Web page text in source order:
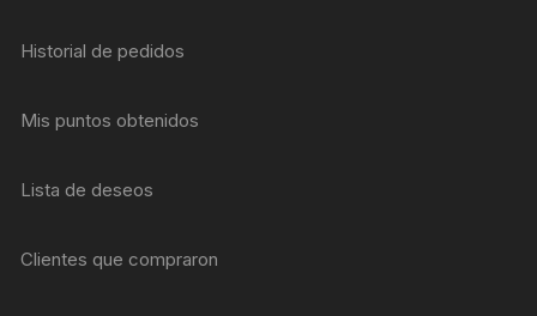
Historial de pedidos
Mis puntos obtenidos
Lista de deseos
Clientes que compraron